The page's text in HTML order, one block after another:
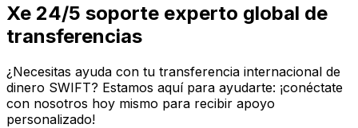
Xe 24/5 soporte experto global de
transferencias
¿Necesitas ayuda con tu transferencia internacional de
dinero SWIFT? Estamos aquí para ayudarte: ¡conéctate
con nosotros hoy mismo para recibir apoyo
personalizado!